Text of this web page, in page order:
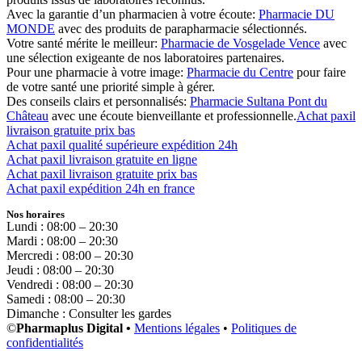
Avec la garantie d’un pharmacien à votre écoute: Pharmacie DU
MONDE avec des produits de parapharmacie sélectionnés.
Votre santé mérite le meilleur: Pharmacie de Vosgelade Vence avec
une sélection exigeante de nos laboratoires partenaires.
Pour une pharmacie à votre image: Pharmacie du Centre pour faire
de votre santé une priorité simple à gérer.
Des conseils clairs et personnalisés: Pharmacie Sultana Pont du
Château avec une écoute bienveillante et professionnelle.Achat paxil
livraison gratuite prix bas
Achat paxil qualité supérieure expédition 24h
Achat paxil livraison gratuite en ligne
Achat paxil livraison gratuite prix bas
Achat paxil expédition 24h en france
Nos horaires
Lundi : 08:00 – 20:30
Mardi : 08:00 – 20:30
Mercredi : 08:00 – 20:30
Jeudi : 08:00 – 20:30
Vendredi : 08:00 – 20:30
Samedi : 08:00 – 20:30
Dimanche : Consulter les gardes
©Pharmaplus Digital • Mentions légales • Politiques de
confidentialités